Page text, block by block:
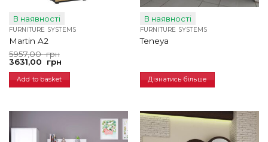
В наявності
FURNITURE SYSTEMS
Martin A2
5957,00грн
Original
price
5957,00
грн.
3631,00 грн
Current
price
3631,00
грн.
Add to basket
В наявності
FURNITURE SYSTEMS
Teneya
Дізнатись більше